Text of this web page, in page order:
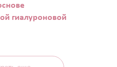
гиалуроновой